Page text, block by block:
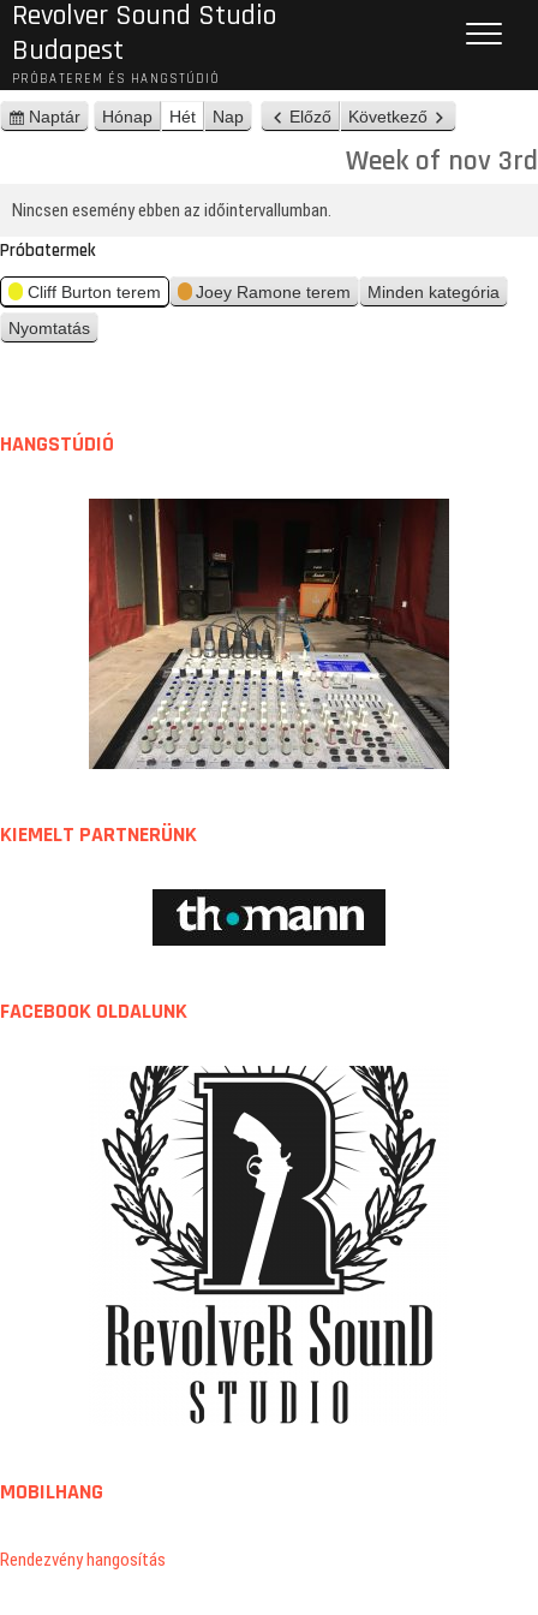
Revolver Sound Studio
Budapest
PRÓBATEREM ÉS HANGSTÚDIÓ
Naptár Hónap Hét Nap Előző Következő
Week of nov 3rd
Nincsen esemény ebben az időintervallumban.
Próbatermek
Cliff Burton terem Joey Ramone terem
Minden kategória
Nyomtatás
t
HANGSTÚDIÓ
KIEMELT PARTNERÜNK
FACEBOOK OLDALUNK
MOBILHANG
Rendezvény hangosítás